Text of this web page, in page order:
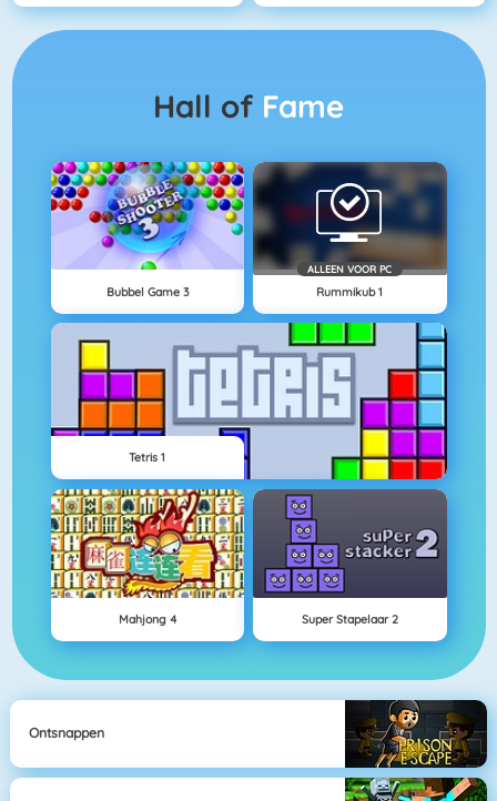
Hall of Fame
Bubbel Game 3
ALLEEN VOOR PC
Rummikub 1
Tetris 1
Mahjong 4 Super Stapelaar 2
Ontsnappen